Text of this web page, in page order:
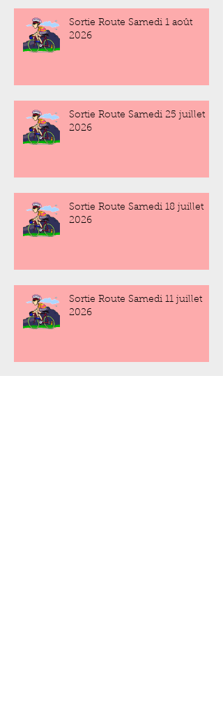
Sortie Route Samedi 1 août
2026
Sortie Route Samedi 25 juillet
2026
Sortie Route Samedi 18 juillet
2026
Sortie Route Samedi 11 juillet
2026